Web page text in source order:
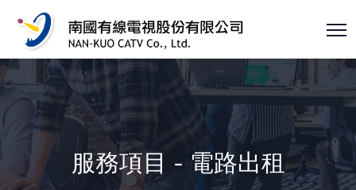
服務項目 - 電路出租